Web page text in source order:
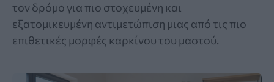
τον δρόμο για πιο στοχευμένη και
εξατομικευμένη αντιμετώπιση μιας από τις πιο
επιθετικές μορφές καρκίνου του μαστού.